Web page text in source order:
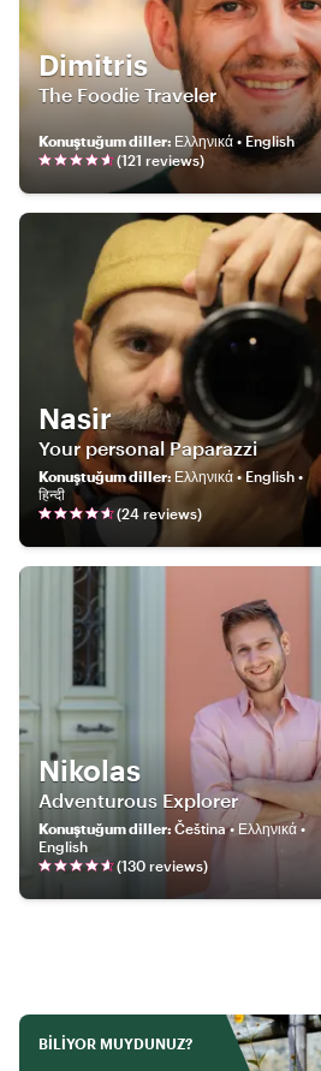
Dimitris
The Foodie Traveler
Konuştuğum diller: Ελληνικά • English
(121 reviews)
Nasir
Your personal Paparazzi
Konuştuğum diller: Ελληνικά • English •
हिन्दी
(24 reviews)
Nikolas
Adventurous Explorer
Konuştuğum diller: Čeština • Ελληνικά •
English
(130 reviews)
BILIYOR MUYDUNUZ?